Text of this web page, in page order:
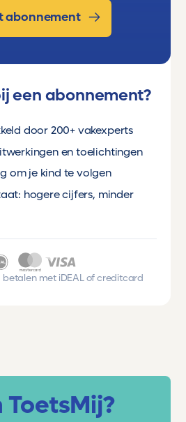
abonnement
een abonnement?
door 200+ vakexperts
en toelichtingen
om je kind te volgen
hogere cijfers, minder
betalen met iDEAL of creditcard